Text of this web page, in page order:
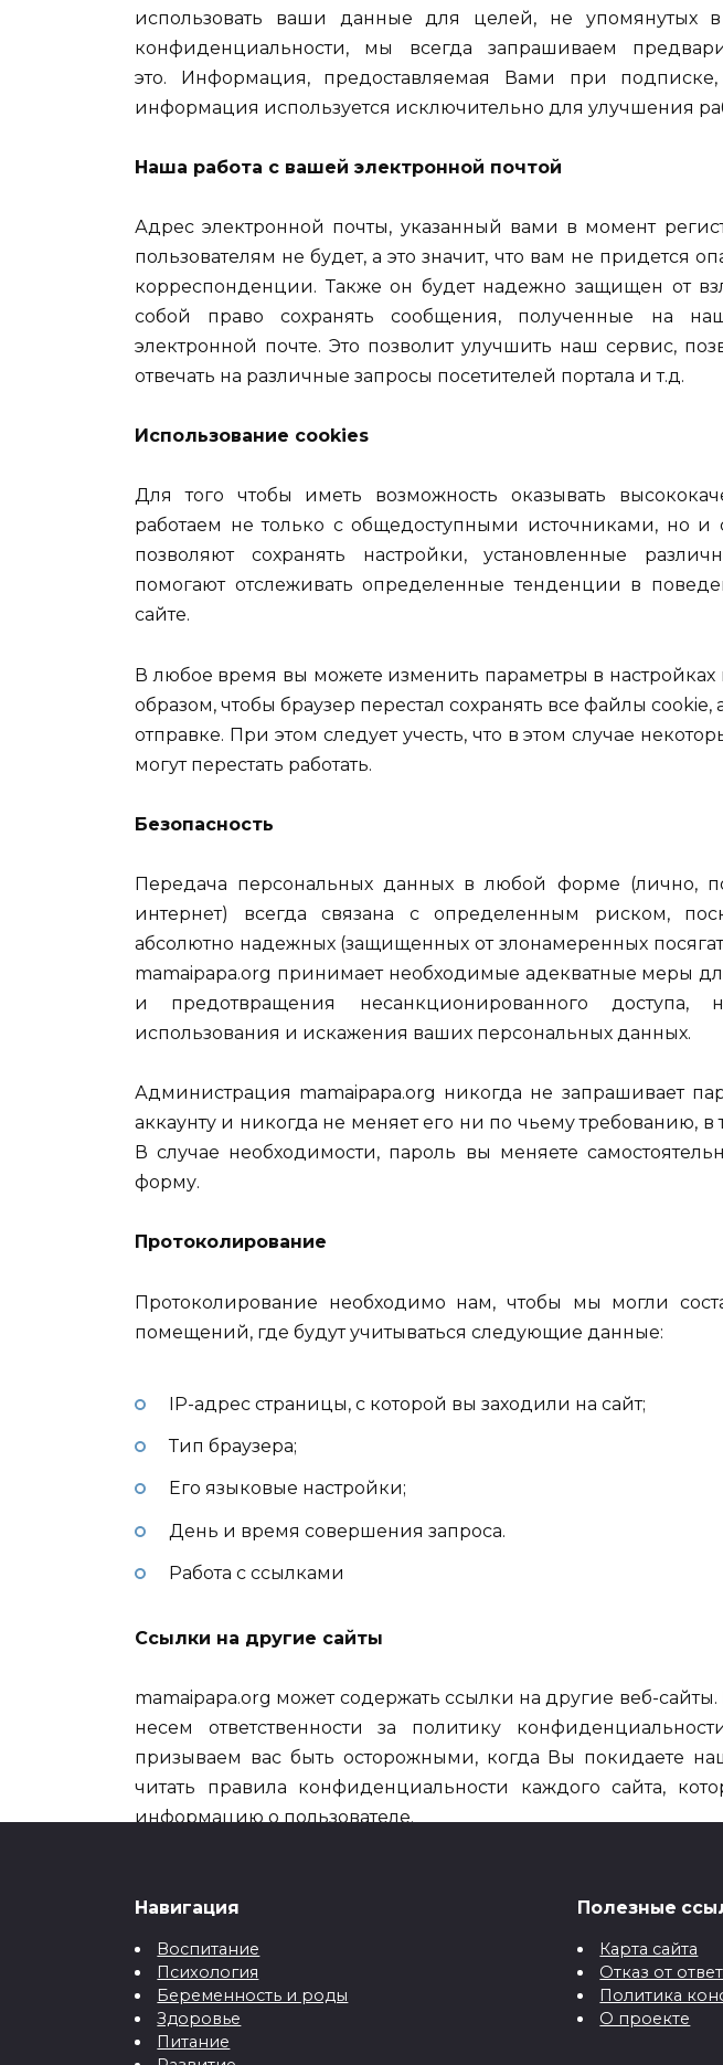
использовать ваши данные для целей, не упомянутых
конфиденциальности, мы всегда запрашиваем
это. Информация, предоставляемая Вами при подписке,
информация используется исключительно для улучшения
Наша работа с вашей электронной почтой
Адрес электронной почты, указанный вами в момент
пользователям не будет, а это значит, что вам не придется
корреспонденции. Также он будет надежно защищен от
собой право сохранять сообщения, полученные на
электронной почте. Это позволит улучшить наш сервис,
отвечать на различные запросы посетителей портала и т.д.
Использование cookies
Для того чтобы иметь возможность оказывать
работаем не только с общедоступными источниками, но
позволяют сохранять настройки, установленные
помогают отслеживать определенные тенденции в
сайте.
В любое время вы можете изменить параметры в настройках
образом, чтобы браузер перестал сохранять все файлы cookie,
отправке. При этом следует учесть, что в этом случае
могут перестать работать.
Безопасность
Передача персональных данных в любой форме (лично,
интернет) всегда связана с определенным риском,
абсолютно надежных (защищенных от злонамеренных
mamaipapa.org принимает необходимые адекватные меры
и предотвращения несанкционированного доступа,
использования и искажения ваших персональных данных.
Администрация mamaipapa.org никогда не запрашивает
аккаунту и никогда не меняет его ни по чьему требованию,
В случае необходимости, пароль вы меняете
форму.
Протоколирование
Протоколирование необходимо нам, чтобы мы могли
помещений, где будут учитываться следующие данные:
IP-адрес страницы, с которой вы заходили на сайт;
Тип браузера;
Его языковые настройки;
День и время совершения запроса.
Работа с ссылками
Ссылки на другие сайты
mamaipapa.org может содержать ссылки на другие веб-
несем ответственности за политику
призываем вас быть осторожными, когда Вы покидаете
читать правила конфиденциальности каждого сайта,
информацию о пользователе.
изменять и корректировать условия доступа или запрещать
изменять его содержание в любое время без
Навигация
Воспитание
Психология
Беременность и роды
Здоровье
Питание
Полезные
Карта сайта
Отказ от
Политика
О проекте